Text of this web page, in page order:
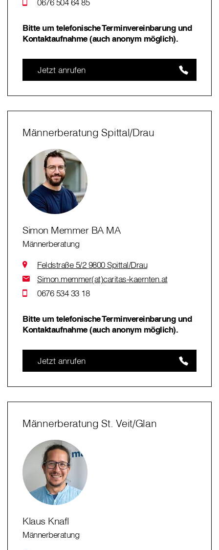
0676 504 64 85
Bitte um telefonische Terminvereinbarung und
Kontaktaufnahme (auch anonym möglich).
Jetzt anrufen
Männerberatung Spittal/Drau
Simon Memmer BA MA
Männerberatung
Feldstraße 5/2 9800 Spittal/Drau
Simon.memmer(at)caritas-kaernten.at
0676 534 33 18
Bitte um telefonische Terminvereinbarung und
Kontaktaufnahme (auch anonym möglich).
Jetzt anrufen
Männerberatung St. Veit/Glan
Klaus Knafl
Männerberatung